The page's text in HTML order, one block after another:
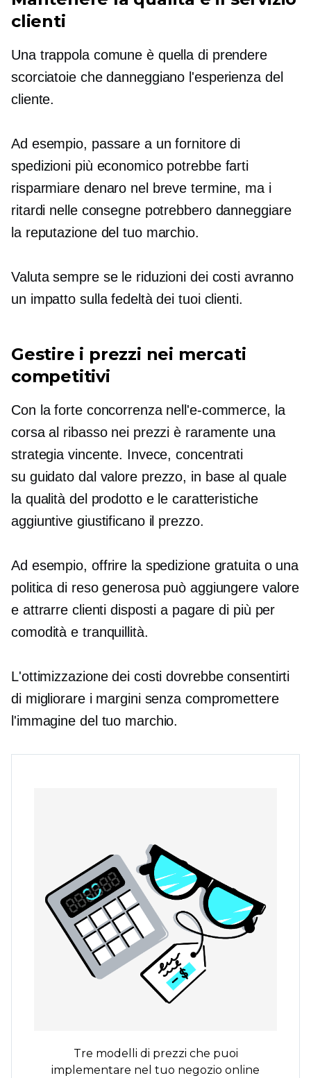
clienti
Una trappola comune è quella di prendere
scorciatoie che danneggiano l'esperienza del
cliente.
Ad esempio, passare a un fornitore di
spedizioni più economico potrebbe farti
risparmiare denaro nel breve termine, ma i
ritardi nelle consegne potrebbero danneggiare
la reputazione del tuo marchio.
Valuta sempre se le riduzioni dei costi avranno
un impatto sulla fedeltà dei tuoi clienti.
Gestire i prezzi nei mercati
competitivi
Con la forte concorrenza nell'e-commerce, la
corsa al ribasso nei prezzi è raramente una
strategia vincente. Invece, concentrati
su guidato dal valoreprezzo, in base al quale
la qualità del prodotto e le caratteristiche
aggiuntive giustificano il prezzo.
Ad esempio, offrire la spedizione gratuita o una
politica di reso generosa può aggiungere valore
e attrarre clienti disposti a pagare di più per
comodità e tranquillità.
L'ottimizzazione dei costi dovrebbe consentirti
di migliorare i margini senza compromettere
l'immagine del tuo marchio.
Tre modelli di prezzi che puoi
implementare nel tuo negozio online